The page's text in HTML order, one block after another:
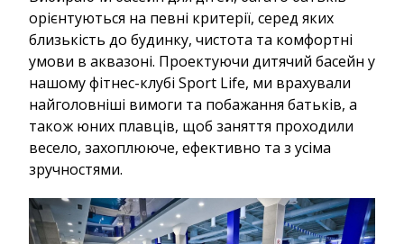
орієнтуються на певні критерії, серед яких
близькість до будинку, чистота та комфортні
умови в аквазоні. Проектуючи дитячий басейн у
нашому фітнес-клубі Sport Life, ми врахували
найголовніші вимоги та побажання батьків, а
також юних плавців, щоб заняття проходили
весело, захоплююче, ефективно та з усіма
зручностями.